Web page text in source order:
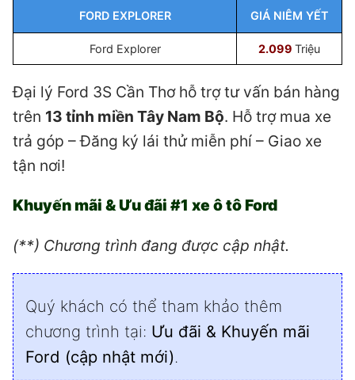
FORD EXPLORER GIÁ NIÊM YẾT
Ford Explorer 2.099 Triệu
Đại lý Ford 3S Cần Thơ hỗ trợ tư vấn bán hàng
trên 13 tỉnh miền Tây Nam Bộ. Hỗ trợ mua xe
trả góp – Đăng ký lái thử miễn phí – Giao xe
tận nơi!
Khuyến mãi & Ưu đãi #1 xe ô tô Ford
(**) Chương trình đang được cập nhật.
Quý khách có thể tham khảo thêm
chương trình tại: Ưu đãi & Khuyến mãi
Ford (cập nhật mới).